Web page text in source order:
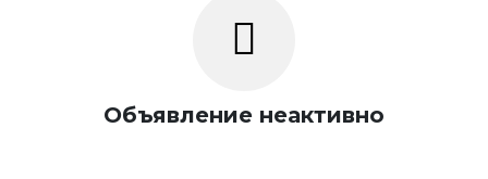
Объявление неактивно